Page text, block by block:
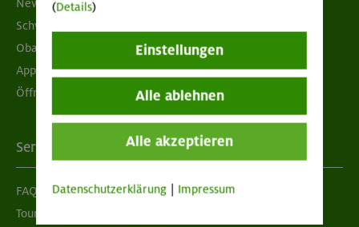
Schwarzes Brett
Obacht geben!
App "Mein DAV+"
Öffnungszeiten
Services
FAQ
Tour der Woche
(Details)
Einstellungen
Alle ablehnen
Alle akzeptieren
Datenschutzerklärung Impressum